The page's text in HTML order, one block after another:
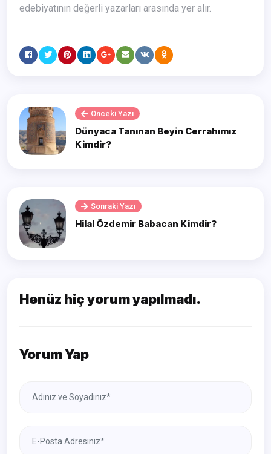
edebiyatının değerli yazarları arasında yer alır.
Önceki Yazı
Dünyaca Tanınan Beyin Cerrahımız
Kimdir?
Sonraki Yazı
Hilal Özdemir Babacan Kimdir?
Henüz hiç yorum yapılmadı.
Yorum Yap